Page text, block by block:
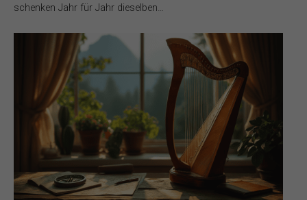
schenken Jahr für Jahr dieselben…